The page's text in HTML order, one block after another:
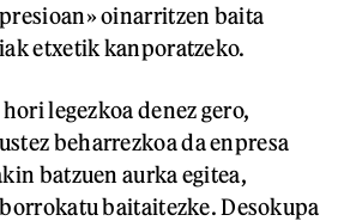
oinarritzen baita
etxetik kanporatzeko.
legezkoa denez gero,
beharrezkoa da enpresa
batzuen aurka egitea,
baitaitezke. Desokupa